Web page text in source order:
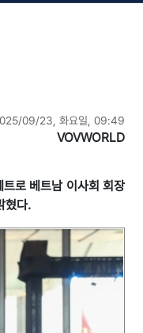
09/23, 화요일, 09:49
VOVWORLD
로 베트남 이사회 회장
혔다.